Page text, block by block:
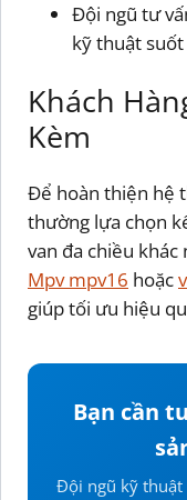
Đội ngũ tư
kỹ thuật
Khách
Kèm
Để hoàn thiện hệ
thường lựa chọn
van đa chiều khác
Mpv mpv16 hoặc
giúp tối ưu hiệu
Bạn cần
Đội ngũ kỹ